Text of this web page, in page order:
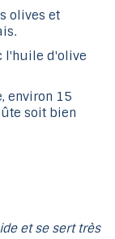
olives et
l'huile d'olive
environ 15
soit bien
et se sert très